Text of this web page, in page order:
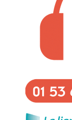
Description
Écouter les
de médiation
Informer les
Orienter vers la
réclamation
S’assurer du
apportée